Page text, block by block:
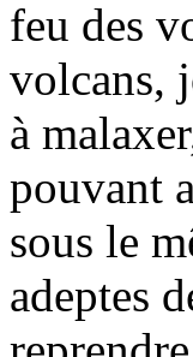
feu des
volcans,
à
pouvant
sous le
adeptes